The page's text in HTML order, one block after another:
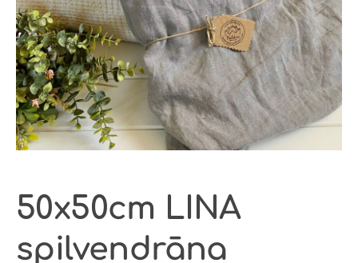
50x50cm LINA
spilvendrāna